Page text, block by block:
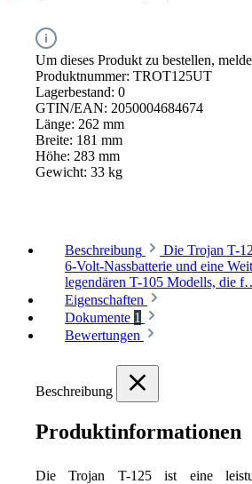
Um dieses Produkt zu bestellen,
Produktnummer: TROT125UT
Lagerbestand: 0
GTIN/EAN: 2050004684674
Länge: 262 mm
Breite: 181 mm
Höhe: 283 mm
Gewicht: 33 kg
Beschreibung
Die Trojan T-
6-Volt-Nassbatterie und eine
legendären T-105 Modells, die
Eigenschaften
Dokumente 1
Bewertungen
Beschreibung
Produktinformationen
Die Trojan T-125 ist eine